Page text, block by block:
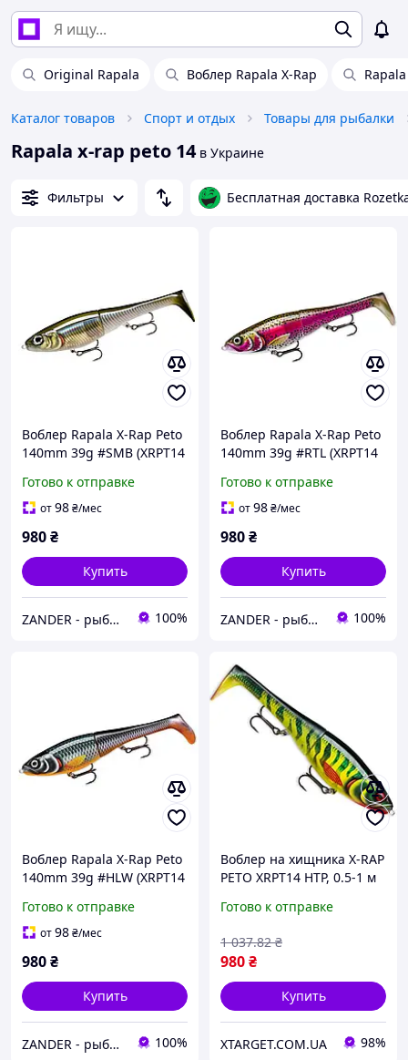
Original Rapala Воблер Rapala X-Rap
Каталог товаров Спорт и отдых Товары для рыбалки
Rapala x-rap peto 14 в Украине
Фильтры Бесплатная доставка
Воблер Rapala X-Rap Peto
140mm 39g #SMB (XRPT14
Готово к отправке
от98₴/мес
980₴
Купить
ZANDER - рыболовный интернет-магазин 100%
Воблер Rapala X-Rap Peto
140mm 39g #RTL (XRPT14
Готово к отправке
от98₴/мес
980₴
Купить
ZANDER - рыболовный интернет-магазин 100%
Воблер Rapala X-Rap Peto
140mm 39g #HLW (XRPT14
Готово к отправке
от98₴/мес
980₴
Купить
ZANDER - рыболовный интернет-магазин 100%
Воблер на хищника X-RAP
PETO XRPT14 HTP, 0.5-1 м
Готово к отправке
980₴
1 037.82 ₴
Купить
XTARGET.COM.UA 98%